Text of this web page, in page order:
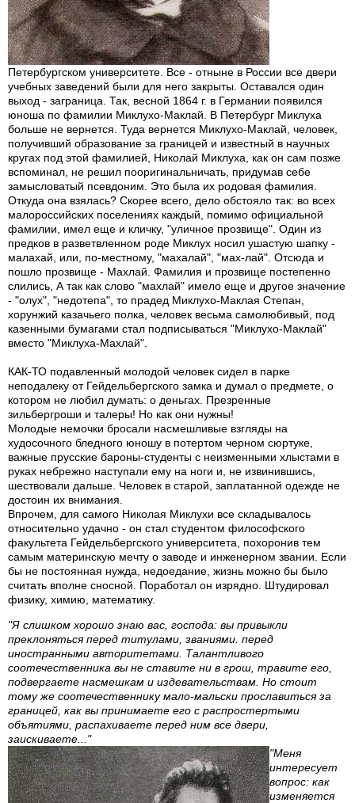
Петербургском университете. Все - отныне в России все двери
учебных заведений были для него закрыты. Оставался один
выход - заграница. Так, весной 1864 г. в Германии появился
юноша по фамилии Миклухо-Маклай. В Петербург Миклуха
больше не вернется. Туда вернется Миклухо-Маклай, человек,
получивший образование за границей и известный в научных
кругах под этой фамилией, Николай Миклуха, как он сам позже
вспоминал, не решил пооригинальничать, придумав себе
замысловатый псевдоним. Это была их родовая фамилия.
Откуда она взялась? Скорее всего, дело обстояло так: во всех
малороссийских поселениях каждый, помимо официальной
фамилии, имел еще и кличку, "уличное прозвище". Один из
предков в разветвленном роде Миклух носил ушастую шапку -
малахай, или, по-местному, "махалай", "мах-лай". Отсюда и
пошло прозвище - Махлай. Фамилия и прозвище постепенно
слились, А так как слово "махлай" имело еще и другое значение
- "олух", "недотепа", то прадед Миклухо-Маклая Степан,
хорунжий казачьего полка, человек весьма самолюбивый, под
казенными бумагами стал подписываться "Миклухо-Маклай"
вместо "Миклуха-Махлай".
КАК-ТО подавленный молодой человек сидел в парке
неподалеку от Гейдельбергского замка и думал о предмете, о
котором не любил думать: о деньгах. Презренные
зильбергроши и талеры! Но как они нужны!
Молодые немочки бросали насмешливые взгляды на
худосочного бледного юношу в потертом черном сюртуке,
важные прусские бароны-студенты с неизменными хлыстами в
руках небрежно наступали ему на ноги и, не извинившись,
шествовали дальше. Человек в старой, заплатанной одежде не
достоин их внимания.
Впрочем, для самого Николая Миклухи все складывалось
относительно удачно - он стал студентом философского
факультета Гейдельбергского университета, похоронив тем
самым материнскую мечту о заводе и инженерном звании. Если
бы не постоянная нужда, недоедание, жизнь можно бы было
считать вполне сносной. Поработал он изрядно. Штудировал
физику, химию, математику.
"Я слишком хорошо знаю вас, господа: вы привыкли
преклоняться перед титулами, званиями. перед
иностранными авторитетами. Талантливого
соотечественника вы не ставите ни в грош, травите его,
подвергаете насмешкам и издевательствам. Но стоит
тому же соотечественнику мало-мальски прославиться за
границей, как вы принимаете его с распростертыми
объятиями, распахиваете перед ним все двери,
заискиваете..."
"Меня
интересует
вопрос: как
изменяется